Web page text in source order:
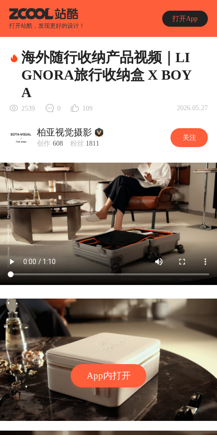
打开站酷，发现更好的设计！
打开App
App内打开
海外随行收纳产品视频｜LI
GNORA旅行收纳盒 X BOY
A
2539 0 109 2026.05.27
柏亚视觉摄影
创作 608 粉丝 1811
关注